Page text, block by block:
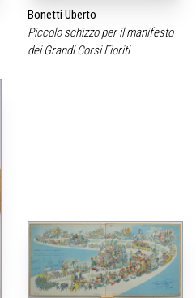
Bonetti Uberto
Piccolo schizzo per il manifesto
dei Grandi Corsi Fioriti